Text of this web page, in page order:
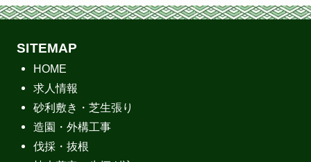
SITEMAP
HOME
求人情報
砂利敷き・芝生張り
造園・外構工事
伐採・抜根